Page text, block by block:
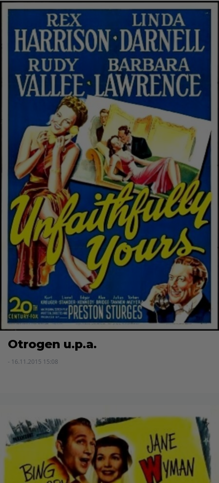
Otrogen u.p.a.
- 16.11.2015 15:08